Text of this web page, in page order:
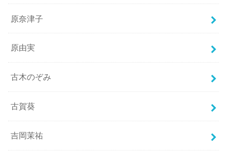
原奈津子
原由実
古木のぞみ
古賀葵
吉岡茉祐